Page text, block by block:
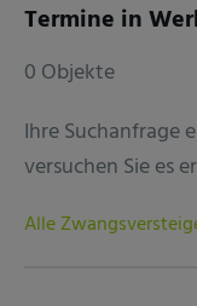
Termine in
0 Objekte
Ihre Suchanfrage
versuchen Sie es
Alle